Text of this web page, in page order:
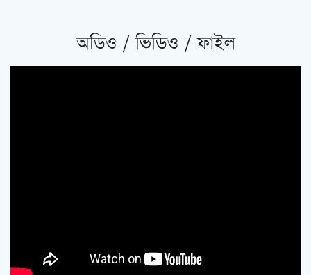
অডিও / ভিডিও / ফাইল